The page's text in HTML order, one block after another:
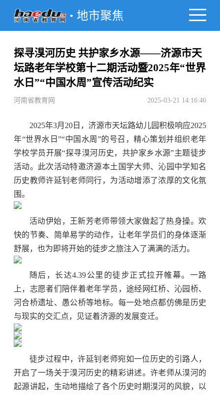
地市聚焦
探寻湨河历史 共护家乡水源——济源市天
坛路老年学校第十二期活动暨2025年“世界
水日”“中国水周”宣传活动纪实
河南省教育网 2025-03-21 14:16:46
2025年3月20日，济源市天坛路幼儿园积极响应2025
年“世界水日”“中国水周”的号召，精心策划并组织老年
学校学员开展“探寻湨河历史，共护家乡水源”主题徒步
活动。此次活动特邀济源本土国学大师、沁园中学知名
历史教师许延钊老师同行，为活动增添了浓厚的文化氛
围。
活动伊始，王新芳老师带领大家做起了热身操。欢
快的节奏、简单易学的动作，让老年学员们的身体逐渐
舒展，也为即将开始的徒步之旅注入了满满的活力。
随后，长达4.39公里的徒步正式拉开帷幕。一路
上，志愿者们陪伴着老年学员，途经网红桥、沁园桥、
河合桥遗址、愚公桥等地标。每一处地点都仿佛是历史
与现实的交汇点，见证着济源的发展变迁。
徒步过程中，许延钊老师宛如一位历史的引路人，
开启了一场关于湨河历史的精彩讲述。许老师从湨河的
起源讲起，生动地描绘了各个历史时期湨河的风貌，以